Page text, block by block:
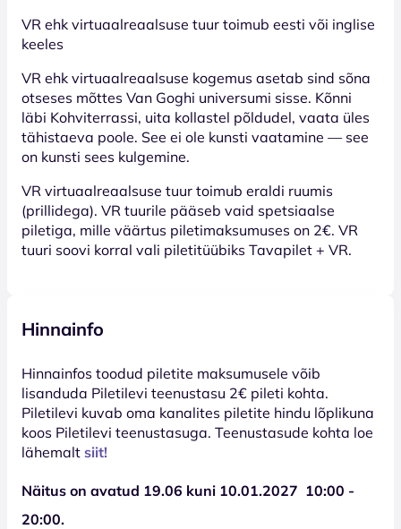
VR ehk virtuaalreaalsuse tuur toimub eesti või inglise
keeles
VR ehk virtuaalreaalsuse kogemus asetab sind sõna
otseses mõttes Van Goghi universumi sisse. Kõnni
läbi Kohviterrassi, uita kollastel põldudel, vaata üles
tähistaeva poole. See ei ole kunsti vaatamine — see
on kunsti sees kulgemine.
VR virtuaalreaalsuse tuur toimub eraldi ruumis
(prillidega). VR tuurile pääseb vaid spetsiaalse
piletiga, mille väärtus piletimaksumuses on 2€. VR
tuuri soovi korral vali piletitüübiks Tavapilet + VR.
Hinnainfo
Hinnainfos toodud piletite maksumusele võib
lisanduda Piletilevi teenustasu 2€ pileti kohta.
Piletilevi kuvab oma kanalites piletite hindu lõplikuna
koos Piletilevi teenustasuga. Teenustasude kohta loe
lähemalt siit!
Näitus on avatud 19.06 kuni 10.01.2027 10:00 -
20:00.